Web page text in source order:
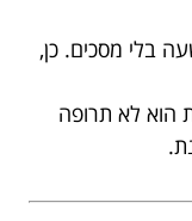
בלי מסכים. כן,
הוא לא תרופה